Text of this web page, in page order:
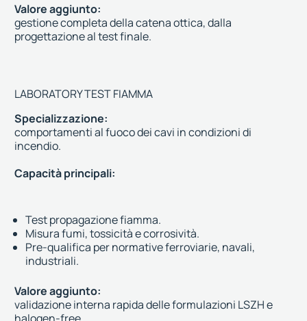
Valore aggiunto:
gestione completa della catena ottica, dalla
progettazione al test finale.
LABORATORY TEST FIAMMA
Specializzazione:
comportamenti al fuoco dei cavi in condizioni di
incendio.
Capacità principali:
Test propagazione fiamma.
Misura fumi, tossicità e corrosività.
Pre-qualifica per normative ferroviarie, navali,
industriali.
Valore aggiunto:
validazione interna rapida delle formulazioni LSZH e